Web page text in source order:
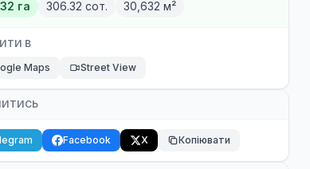
га 306.32 сот. 30,632 м²
В
Maps
Street View
Facebook X Копіювати